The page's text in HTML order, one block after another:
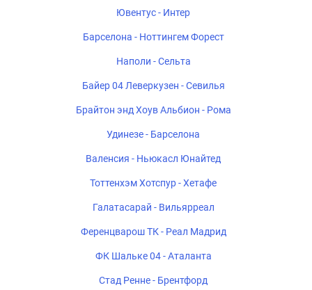
Ювентус - Интер
Барселона - Ноттингем Форест
Наполи - Сельта
Байер 04 Леверкузен - Севилья
Брайтон энд Хоув Альбион - Рома
Удинезе - Барселона
Валенсия - Ньюкасл Юнайтед
Тоттенхэм Хотспур - Хетафе
Галатасарай - Вильярреал
Ференцварош ТК - Реал Мадрид
ФК Шальке 04 - Аталанта
Стад Ренне - Брентфорд